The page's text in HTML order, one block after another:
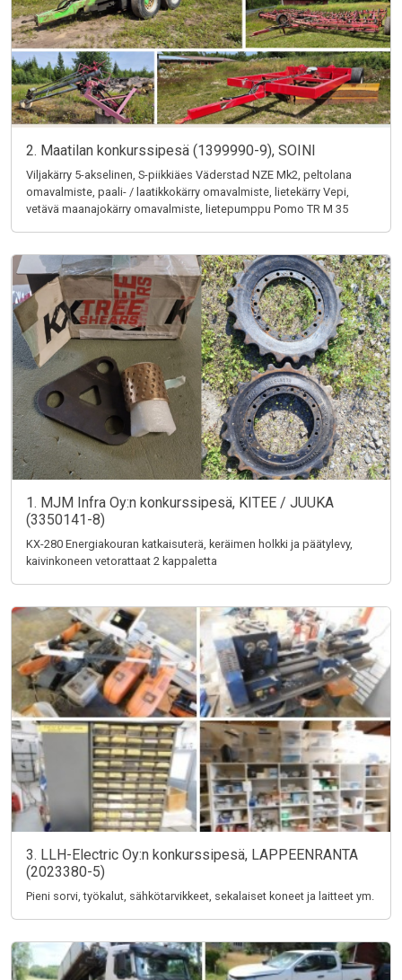
2. Maatilan konkurssipesä (1399990-9), SOINI
Viljakärry 5-akselinen, S-piikkiäes Väderstad NZE Mk2, peltolana
omavalmiste, paali- / laatikkokärry omavalmiste, lietekärry Vepi,
vetävä maanajokärry omavalmiste, lietepumppu Pomo TR M 35
1. MJM Infra Oy:n konkurssipesä, KITEE / JUUKA
(3350141-8)
KX-280 Energiakouran katkaisuterä, keräimen holkki ja päätylevy,
kaivinkoneen vetorattaat 2 kappaletta
3. LLH-Electric Oy:n konkurssipesä, LAPPEENRANTA
(2023380-5)
Pieni sorvi, työkalut, sähkötarvikkeet, sekalaiset koneet ja laitteet ym.